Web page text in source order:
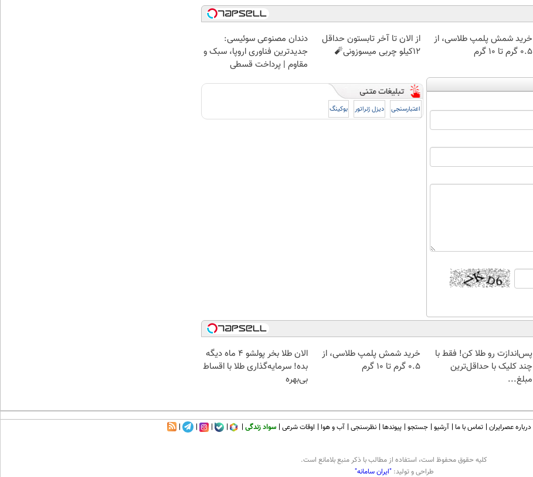
خرید شمش پلمپ طلاسی، از
۰.۵ گرم تا ۱۰ گرم
از الان تا آخر تابستون حداقل
12کیلو چربی میسوزونی🧨
دندان مصنوعی سوئیسی:
جدیدترین فناوری اروپا، سبک و
مقاوم | پرداخت قسطی
اعتبارسنجی دیزل ژنراتور بوکینگ
پس‌اندازت رو طلا کن! فقط با
چند کلیک با حداقل‌ترین
مبلغ...
خرید شمش پلمپ طلاسی، از
۰.۵ گرم تا ۱۰ گرم
الان طلا بخر پولشو 4 ماه دیگه
بده! سرمایه‌گذاری طلا با اقساط
بی‌بهره
درباره عصرایران تماس با ما آرشیو جستجو پیوندها نظرسنجی آب و هوا اوقات شرعی سواد زندگی
كليه حقوق محفوظ است، استفاده از مطالب با ذكر منبع بلامانع است.
طراحی و تولید:"ایران سامانه"